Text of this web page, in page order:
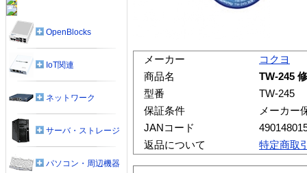
メーカー
コクヨ
商品名
TW-245
型番
TW-245
保証条件
メーカー
JANコード
返品について
特定商取
OpenBlocks
IoT関連
ネットワーク
サーバ・ストレージ
パソコン・周辺機器